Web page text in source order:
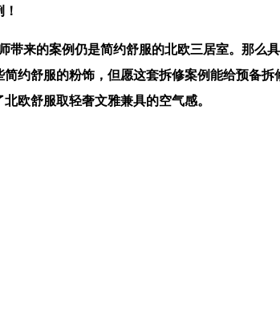
的案例仍是简约舒服的北欧三居室。那么
约舒服的粉饰，但愿这套拆修案例能给预备
欧舒服取轻奢文雅兼具的空气感。